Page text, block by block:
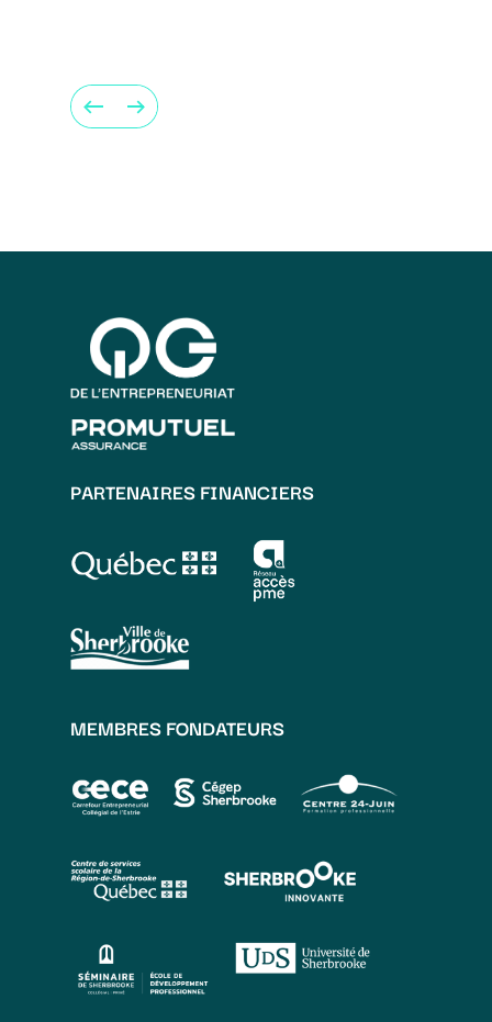
PARTENAIRES FINANCIERS
MEMBRES FONDATEURS